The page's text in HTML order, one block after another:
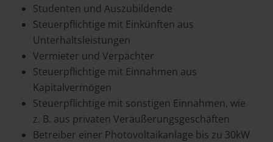
Studenten und Auszubildende
Steuerpflichtige mit Einkünften aus
Unterhaltsleistungen
Vermieter und Verpächter
Steuerpflichtige mit Einnahmen aus
Kapitalvermögen
Steuerpflichtige mit sonstigen Einnahmen, wie
z. B. aus privaten Veräußerungsgeschäften
Betreiber einer Photovoltaikanlage bis zu 30kW